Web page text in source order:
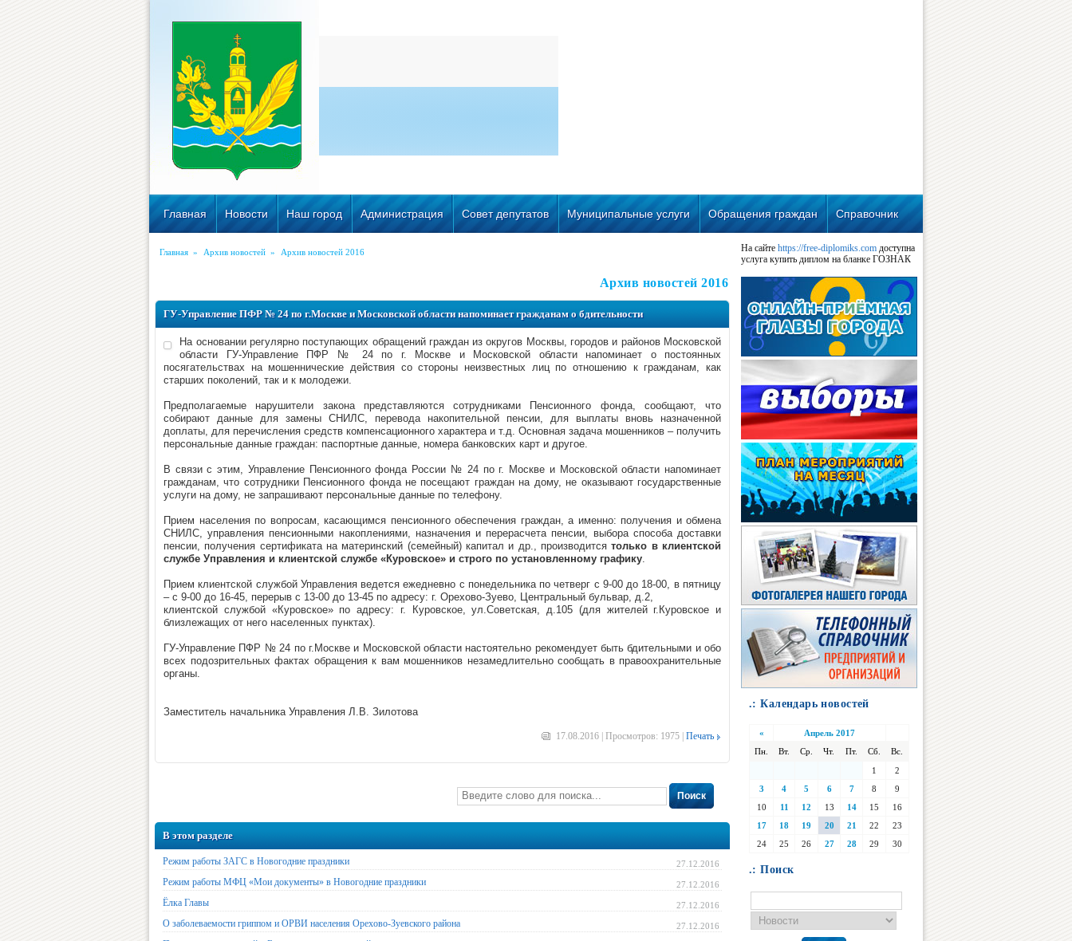
Главная Новости Наш город Администрация Совет депутатов Муниципальные услуги Обращения граждан Справочник
Главная » Архив новостей » Архив новостей 2016
Архив новостей 2016
ГУ-Управление ПФР № 24 по г.Москве и Московской области напоминает гражданам о бдительности
На основании регулярно поступающих обращений граждан из округов Москвы, городов и районов Московской
области ГУ-Управление ПФР № 24 по г. Москве и Московской области напоминает о постоянных
посягательствах на мошеннические действия со стороны неизвестных лиц по отношению к гражданам, как
старших поколений, так и к молодежи.
Предполагаемые нарушители закона представляются сотрудниками Пенсионного фонда, сообщают, что
собирают данные для замены СНИЛС, перевода накопительной пенсии, для выплаты вновь назначенной
доплаты, для перечисления средств компенсационного характера и т.д. Основная задача мошенников – получить
персональные данные граждан: паспортные данные, номера банковских карт и другое.
В связи с этим, Управление Пенсионного фонда России № 24 по г. Москве и Московской области напоминает
гражданам, что сотрудники Пенсионного фонда не посещают граждан на дому, не оказывают государственные
услуги на дому, не запрашивают персональные данные по телефону.
Прием населения по вопросам, касающимся пенсионного обеспечения граждан, а именно: получения и обмена
СНИЛС, управления пенсионными накоплениями, назначения и перерасчета пенсии, выбора способа доставки
пенсии, получения сертификата на материнский (семейный) капитал и др., производитсятолько в клиентской
службе Управления и клиентской службе «Куровское» и строго по установленному графику.
Прием клиентской службой Управления ведется ежедневно с понедельника по четверг с 9-00 до 18-00, в пятницу
– с 9-00 до 16-45, перерыв с 13-00 до 13-45 по адресу: г. Орехово-Зуево, Центральный бульвар, д.2,
клиентской службой «Куровское» по адресу: г. Куровское, ул.Советская, д.105 (для жителей г.Куровское и
близлежащих от него населенных пунктах).
ГУ-Управление ПФР № 24 по г.Москве и Московской области настоятельно рекомендует быть бдительными и обо
всех подозрительных фактах обращения к вам мошенников незамедлительно сообщать в правоохранительные
органы.
Заместитель начальника Управления Л.В. Зилотова
17.08.2016 | Просмотров: 1975 | Печать
Поиск
В этом разделе
27.12.2016
Режим работы ЗАГС в Новогодние праздники
27.12.2016
Режим работы МФЦ «Мои документы» в Новогодние праздники
27.12.2016
Ёлка Главы
27.12.2016
О заболеваемости гриппом и ОРВИ населения Орехово-Зуевского района
На сайте https://free-diplomiks.com доступна
услуга купить диплом на бланке ГОЗНАК
.: Календарь новостей
«
Апрель 2017
Пн.
Вт. Ср. Чт. Пт. Сб.
Вс.
1
2
3
4 5 6 7 8
9
10
11 12 13 14 15
16
17
18 19 20 21 22
23
24
25 26 27 28 29 30
.: Поиск